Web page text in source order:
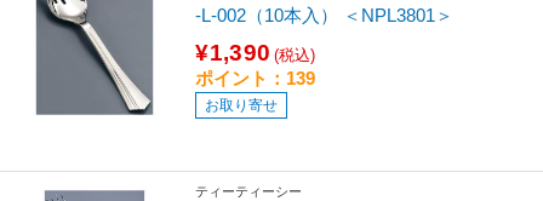
-L-002（10本入） ＜NPL3801＞
¥1,390 (税込)
ポイント：139
お取り寄せ
ティーティーシー